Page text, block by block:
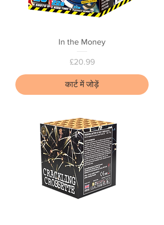
In the Money
मूल्य
£20.99
कार्ट में जोड़ें